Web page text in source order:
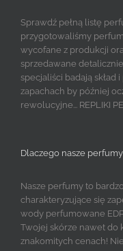
Sprawdź pełną listę
przygotowaliśmy
wycofane z produkcji
sprzedawane
specjaliści badają
zapachach by później
rewolucyjne... REPLIKI
Dlaczego nasze
Nasze perfumy to
charakteryzujące się
wody perfumowane
Twojej skórze nawet do
znakomitych cenach!